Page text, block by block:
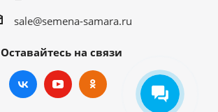
sale@semena-samara.ru
Оставайтесь на связи